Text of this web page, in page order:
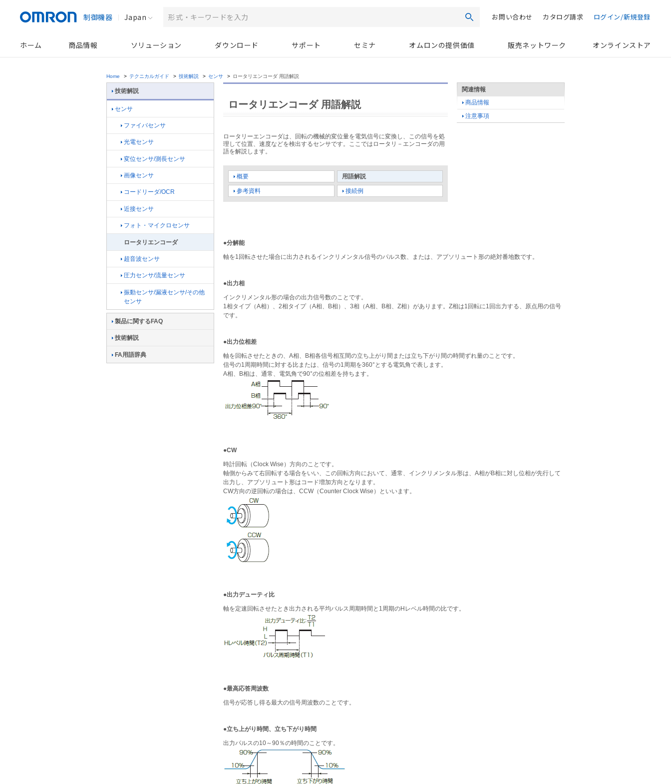
制御機器 Japan 検索お問い合わせ カタログ請求 ログイン/新規登録
ホーム 商品情報 ソリューション ダウンロード サポート セミナ オムロンの提供価値 販売ネットワーク オンラインストア
Home > テクニカルガイド > 技術解説 > センサ > ロータリエンコーダ 用語解説
技術解説
センサ
ファイバセンサ
光電センサ
変位センサ/測長センサ
画像センサ
コードリーダ/OCR
近接センサ
フォト・マイクロセンサ
ロータリエンコーダ
超音波センサ
圧力センサ/流量センサ
振動センサ/漏液センサ/その他
センサ
製品に関するFAQ
技術解説
FA用語辞典
ロータリエンコーダ 用語解説
ロータリーエンコーダは、回転の機械的変位量を電気信号に変換し、この信号を処
理して位置、速度などを検出するセンサです。ここではロータリ－エンコーダの用
語を解説します。
概要 用語解説
参考資料 接続例
関連情報
商品情報
注意事項
●分解能
軸を1回転させた場合に出力されるインクリメンタル信号のパルス数、または、アブソリュート形の絶対番地数です。
●出力相
インクリメンタル形の場合の出力信号数のことです。
1相タイプ（A相）、2相タイプ（A相、B相）、3相（A相、B相、Z相）があります。Z相は1回転に1回出力する、原点用の信号
です。
●出力位相差
軸を回転させたときの、A相、B相各信号相互間の立ち上がり間または立ち下がり間の時間ずれ量のことです。
信号の1周期時間に対する比または、信号の1周期を360°とする電気角で表します。
A相、B相は、通常、電気角で90°の位相差を持ちます。
●CW
時計回転（Clock Wise）方向のことです。
軸側からみて右回転する場合をいい、この回転方向において、通常、インクリメンタル形は、A相がB相に対し位相が先行して
出力し、アブソリュート形はコード増加方向となります。
CW方向の逆回転の場合は、CCW（Counter Clock Wise）といいます。
●出力デューティ比
軸を定速回転させたとき出力される平均パルス周期時間と1周期のHレベル時間の比です。
●最高応答周波数
信号が応答し得る最大の信号周波数のことです。
●立ち上がり時間、立ち下がり時間
出力パルスの10～90％の時間のことです。